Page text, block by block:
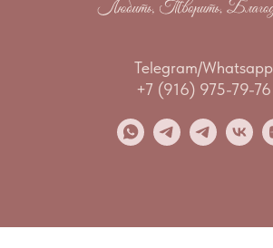
Telegram/Whatsapp
+7 (916) 975-79-76